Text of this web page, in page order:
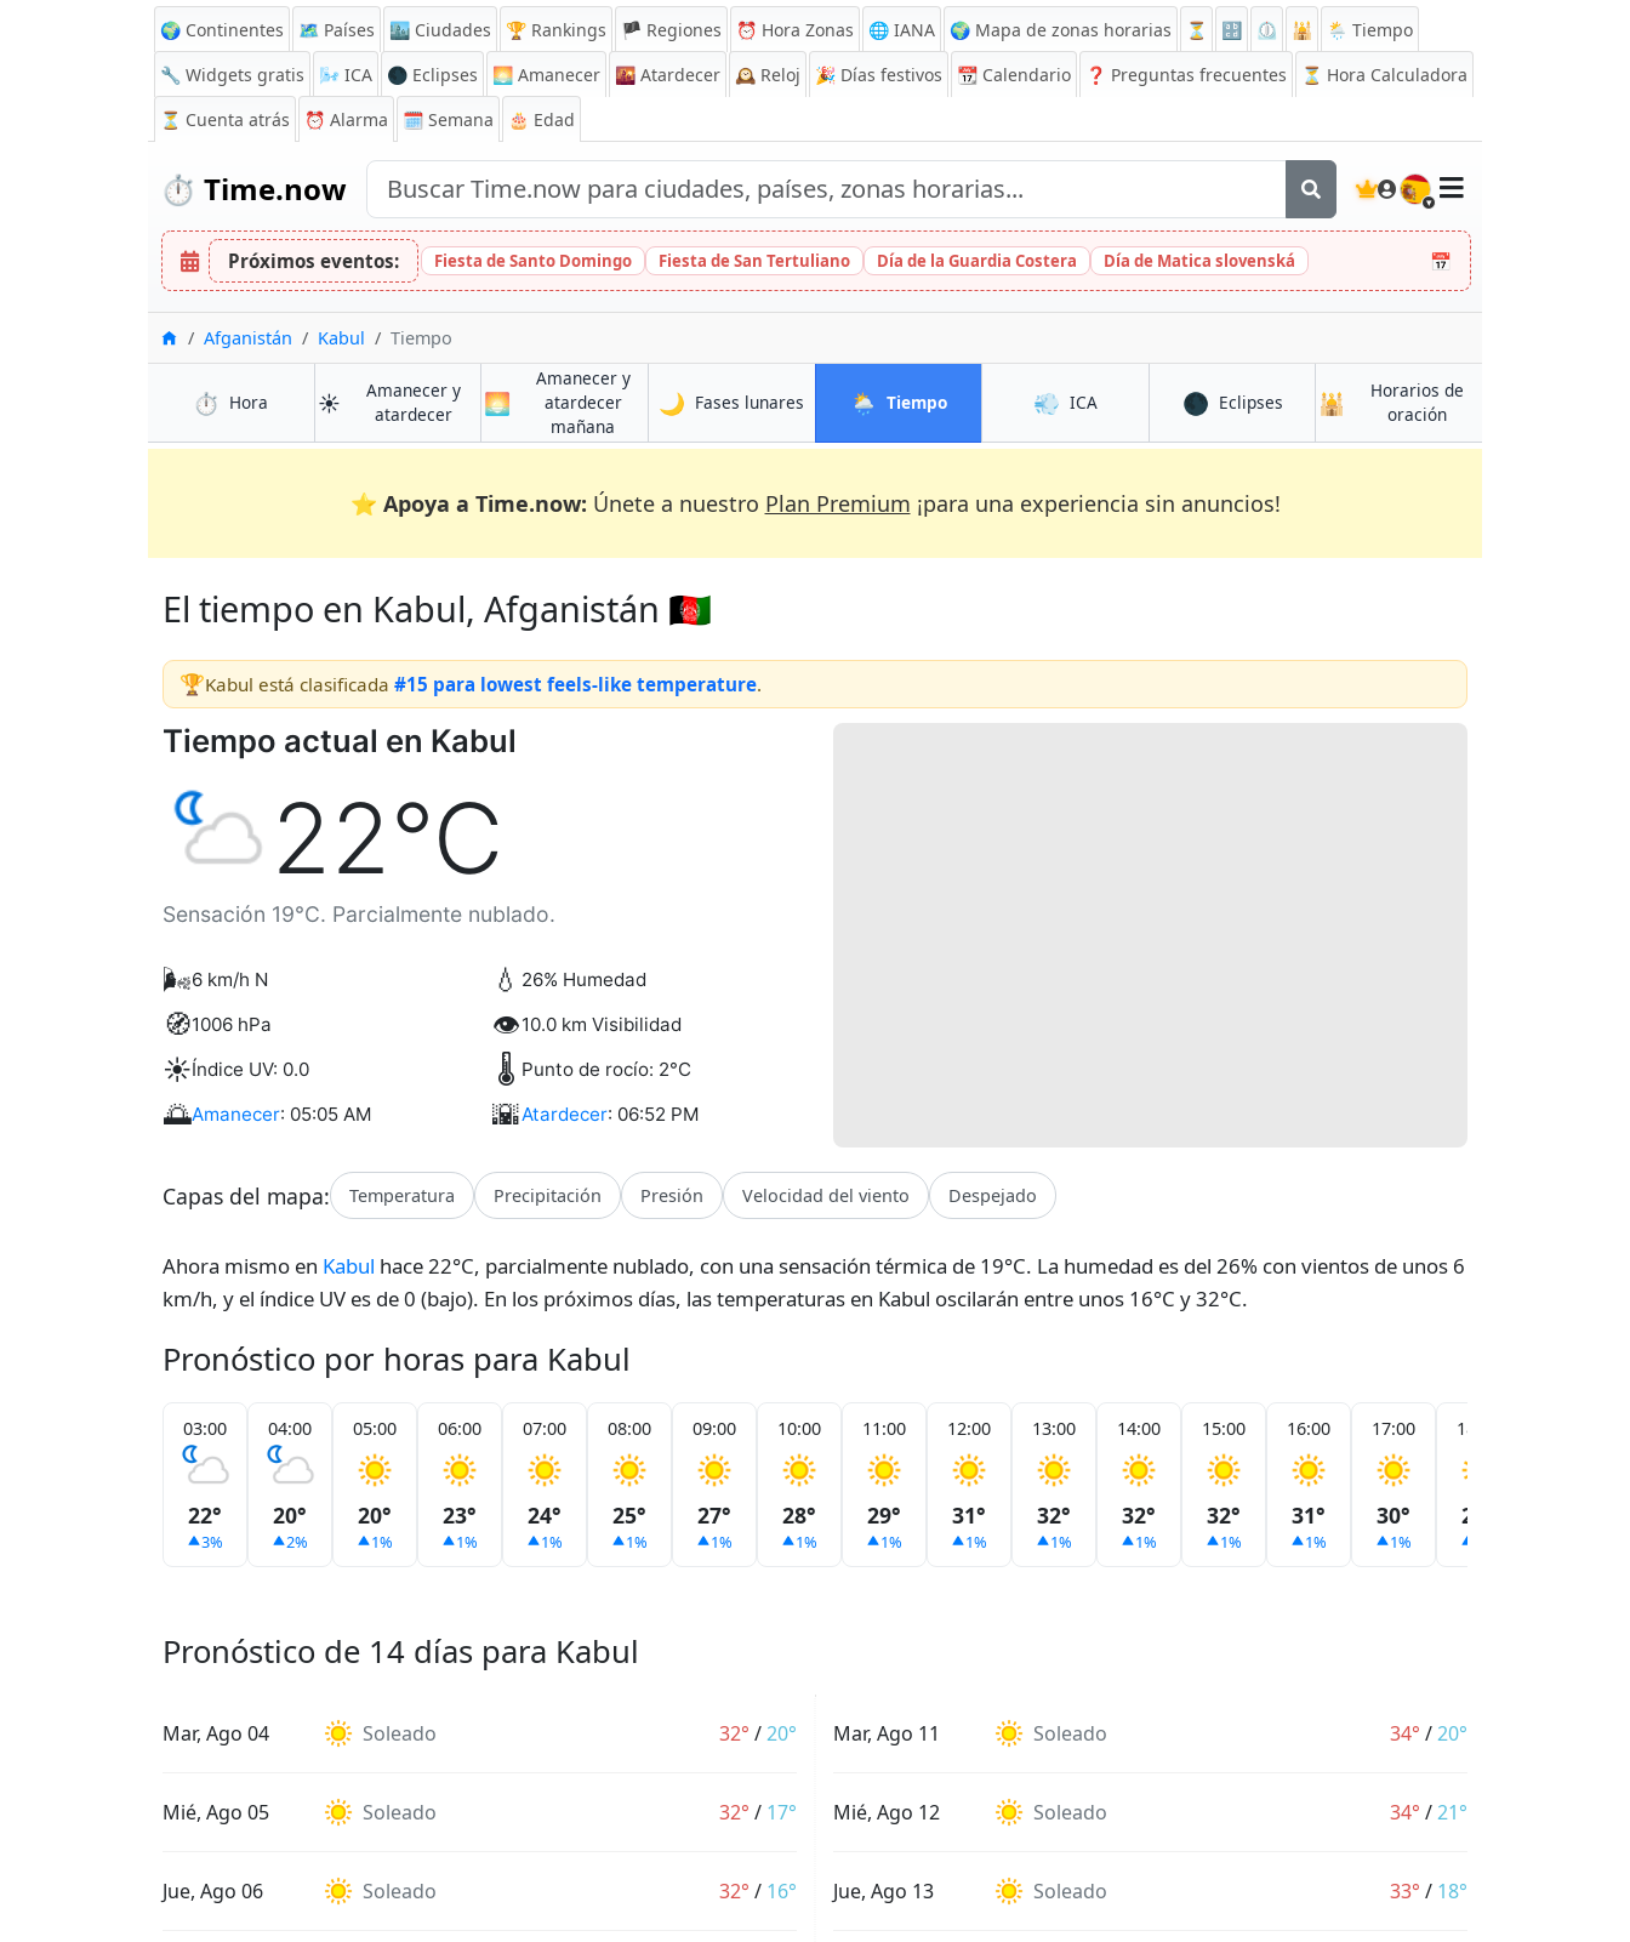
🌍 Continentes 🗺️ Países 🏙️ Ciudades 🏆 Rankings 🏴 Regiones ⏰ Hora Zonas 🌐 IANA 🌍 Mapa de zonas horarias ⏳ 🔡 ⏲️ 🕌
🌦️ Tiempo
🔧 Widgets gratis
🌬️ ICA 🌑 Eclipses 🌅 Amanecer 🌇 Atardecer 🕰️ Reloj 🎉 Días festivos 📆 Calendario ❓ Preguntas frecuentes
⏳ Hora Calculadora
⏳ Cuenta atrás ⏰ Alarma 🗓️ Semana 🎂 Edad
⏱️ Time.now 🇪🇸
Próximos eventos: Fiesta de Santo Domingo Fiesta de San Tertuliano Día de la Guardia Costera Día de Matica slovenská 📅
InicioAfganistán Kabul Tiempo
⏱️ Hora en Kabul
☀️
Amanecer y
atardeceren Kabul
🌅
Amanecer y
atardecer
mañana
🌙 Fases lunares en Kabul
🌦️ Tiempoen Kabul 💨 ICAen Kabul 🌑 Eclipsesen Kabul
🕌
Horarios de
oraciónen Kabul
⭐ Apoya a Time.now: Únete a nuestro Plan Premium ¡para una experiencia sin anuncios!
El tiempo en Kabul, Afganistán 🇦🇫
🏆Kabul está clasificada #15 para lowest feels-like temperature.
Tiempo actual en Kabul
22°C
Sensación 19°C. Parcialmente nublado.
🌬️6 km/h N 💧 26% Humedad
🧭1006 hPa 👁️10.0 km Visibilidad
☀️Índice UV: 0.0 🌡️ Punto de rocío: 2°C
🌅Amanecer: 05:05 AM 🌇Atardecer: 06:52 PM
Capas del mapa: Temperatura Precipitación Presión Velocidad del viento Despejado
Ahora mismo en Kabul hace 22°C, parcialmente nublado, con una sensación térmica de 19°C. La humedad es del 26% con vientos de unos 6
km/h, y el índice UV es de 0 (bajo). En los próximos días, las temperaturas en Kabul oscilarán entre unos 16°C y 32°C.
Pronóstico por horas para Kabul
03:00
22°
3%
04:00
20°
2%
05:00
20°
1%
06:00
23°
1%
07:00
24°
1%
08:00
25°
1%
09:00
27°
1%
10:00
28°
1%
11:00
29°
1%
12:00
31°
1%
13:00
32°
1%
14:00
32°
1%
15:00
32°
1%
16:00
31°
1%
17:00
30°
1%
18:00
28°
Pronóstico de 14 días para Kabul
Mar, Ago 04 Soleado 32° /20°
Mié, Ago 05 Soleado 32° / 17°
Jue, Ago 06 Soleado 32° / 16°
Mar, Ago 11 Soleado 34° /20°
Mié, Ago 12 Soleado 34° /21°
Jue, Ago 13 Soleado 33° / 18°